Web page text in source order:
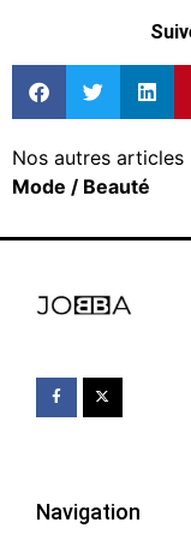
Nos autres articles
Mode / Beauté
Navigation